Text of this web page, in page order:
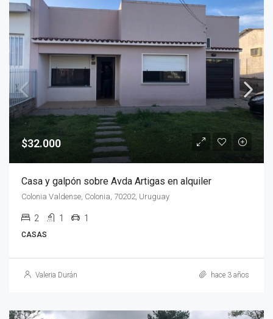
$32.000
Casa y galpón sobre Avda Artigas en alquiler
Colonia Valdense, Colonia, 70202, Uruguay
2 1 1
CASAS
Valeria Durán hace 3 años